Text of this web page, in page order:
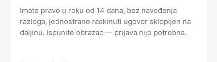
Imate pravo u roku od 14 dana, bez navođenja
razloga, jednostrano raskinuti ugovor sklopljen na
daljinu. Ispunite obrazac — prijava nije potrebna.